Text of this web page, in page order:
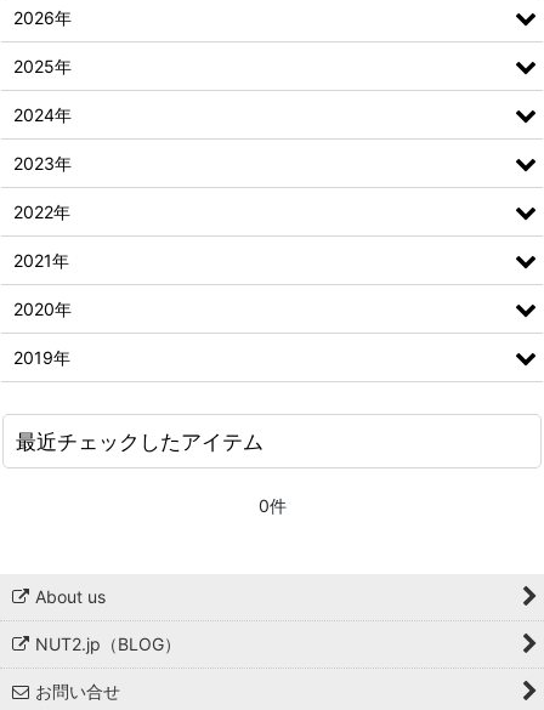
2026年
2025年
2024年
2023年
2022年
2021年
2020年
2019年
最近チェックしたアイテム
0件
About us
NUT2.jp（BLOG）
お問い合せ